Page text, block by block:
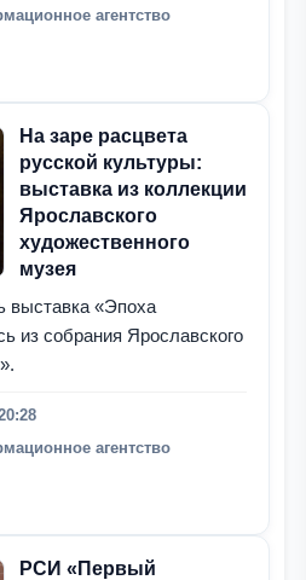
агентство
На заре расцвета
русской культуры:
выставка из коллекции
Ярославского
художественного
музея
выставка «Эпоха
из собрания Ярославского
агентство
РСИ «Первый